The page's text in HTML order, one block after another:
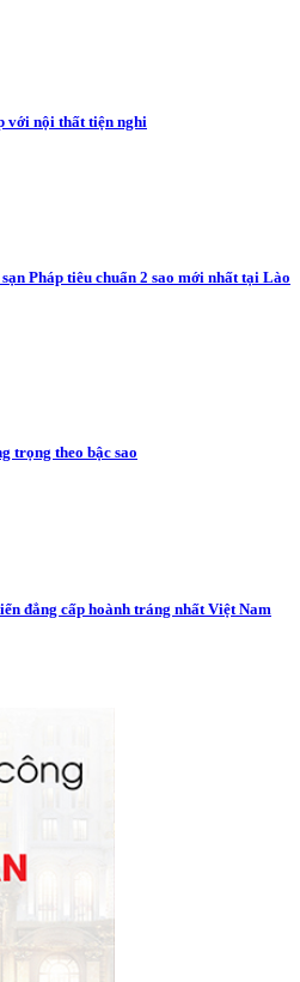
với nội thất tiện nghi
Pháp tiêu chuẩn 2 sao mới nhất tại Lào
trọng theo bậc sao
đẳng cấp hoành tráng nhất Việt Nam